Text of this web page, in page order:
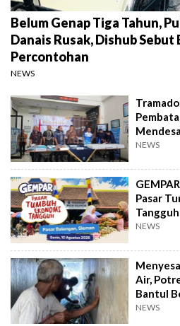
Belum Genap Tiga Tahun,
Danais Rusak, Dishub Sebut
Percontohan
NEWS
Distop
NEWS
Pasar
Tangguh
NEWS
Air,
Bantul
NEWS